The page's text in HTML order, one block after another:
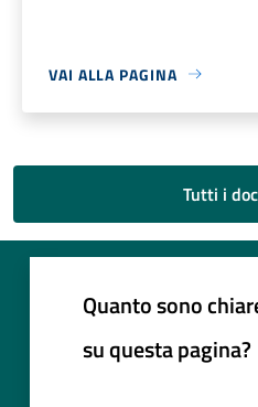
VAI ALLA PAGINA
Tutti i
Quanto sono
su questa pagina?